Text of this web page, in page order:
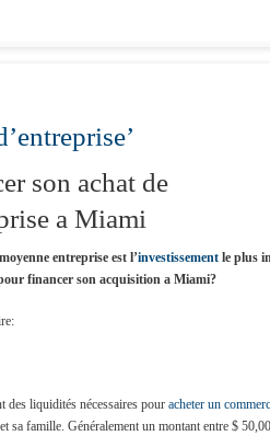
son achat de
a Miami
entreprise est l’investissementle plus
financer son acquisition a Miami?
des liquidités nécessaires pour acheter un
sa famille. Généralement un montant entre $